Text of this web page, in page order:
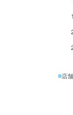
■店